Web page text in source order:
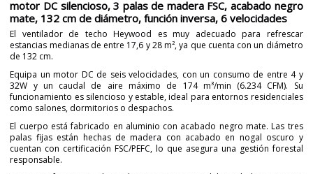
motor DC silencioso, 3 palas de madera FSC, acabado negro
mate, 132 cm de diámetro, función inversa, 6 velocidades
El ventilador de techo Heywood es muy adecuado para refrescar
estancias medianas de entre 17,6 y 28 m², ya que cuenta con un diámetro
de 132 cm.
Equipa un motor DC de seis velocidades, con un consumo de entre 4 y
32W y un caudal de aire máximo de 174 m³/min (6.234 CFM). Su
funcionamiento es silencioso y estable, ideal para entornos residenciales
como salones, dormitorios o despachos.
El cuerpo está fabricado en aluminio con acabado negro mate. Las tres
palas fijas están hechas de madera con acabado en nogal oscuro y
cuentan con certificación FSC/PEFC, lo que asegura una gestión forestal
responsable.